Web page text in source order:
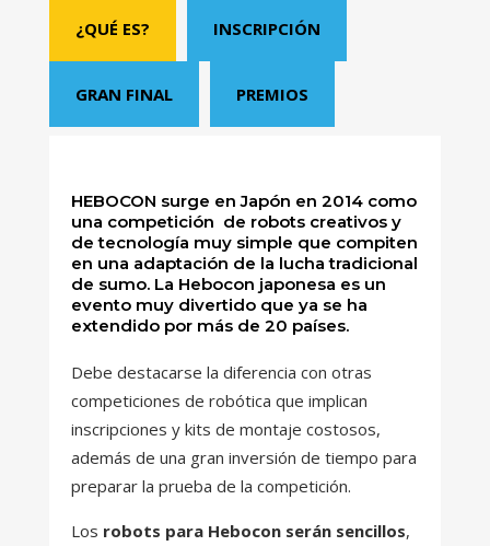
¿QUÉ ES? INSCRIPCIÓN
GRAN FINAL PREMIOS
HEBOCON surge en Japón en 2014 como
una competición de robots creativos y
de tecnología muy simple que compiten
en una adaptación de la lucha tradicional
de sumo. La Hebocon japonesa es un
evento muy divertido que ya se ha
extendido por más de 20 países.
Debe destacarse la diferencia con otras
competiciones de robótica que implican
inscripciones y kits de montaje costosos,
además de una gran inversión de tiempo para
preparar la prueba de la competición.
Los robots para Hebocon serán sencillos,